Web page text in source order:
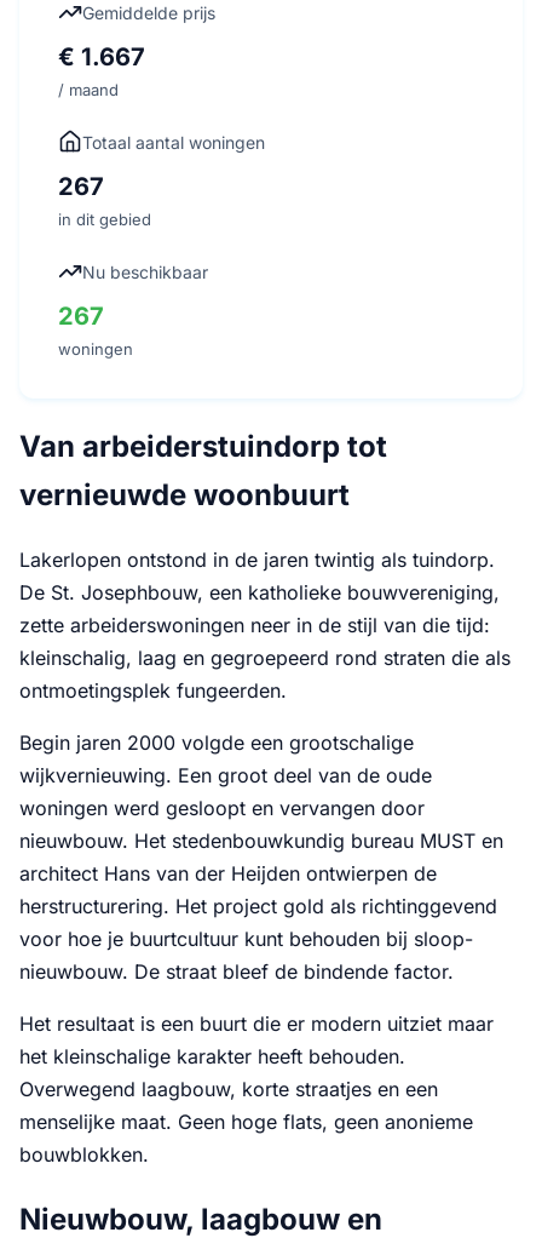
Gemiddelde prijs
€ 1.667
/ maand
Totaal aantal woningen
267
in dit gebied
Nu beschikbaar
267
woningen
Van arbeiderstuindorp tot
vernieuwde woonbuurt
Lakerlopen ontstond in de jaren twintig als tuindorp.
De St. Josephbouw, een katholieke bouwvereniging,
zette arbeiderswoningen neer in de stijl van die tijd:
kleinschalig, laag en gegroepeerd rond straten die als
ontmoetingsplek fungeerden.
Begin jaren 2000 volgde een grootschalige
wijkvernieuwing. Een groot deel van de oude
woningen werd gesloopt en vervangen door
nieuwbouw. Het stedenbouwkundig bureau MUST en
architect Hans van der Heijden ontwierpen de
herstructurering. Het project gold als richtinggevend
voor hoe je buurtcultuur kunt behouden bij sloop-
nieuwbouw. De straat bleef de bindende factor.
Het resultaat is een buurt die er modern uitziet maar
het kleinschalige karakter heeft behouden.
Overwegend laagbouw, korte straatjes en een
menselijke maat. Geen hoge flats, geen anonieme
bouwblokken.
Nieuwbouw, laagbouw en